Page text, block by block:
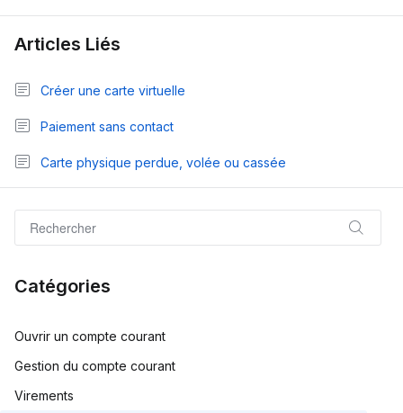
Articles Liés
Créer une carte virtuelle
Paiement sans contact
Carte physique perdue, volée ou cassée
Catégories
Ouvrir un compte courant
Gestion du compte courant
Virements